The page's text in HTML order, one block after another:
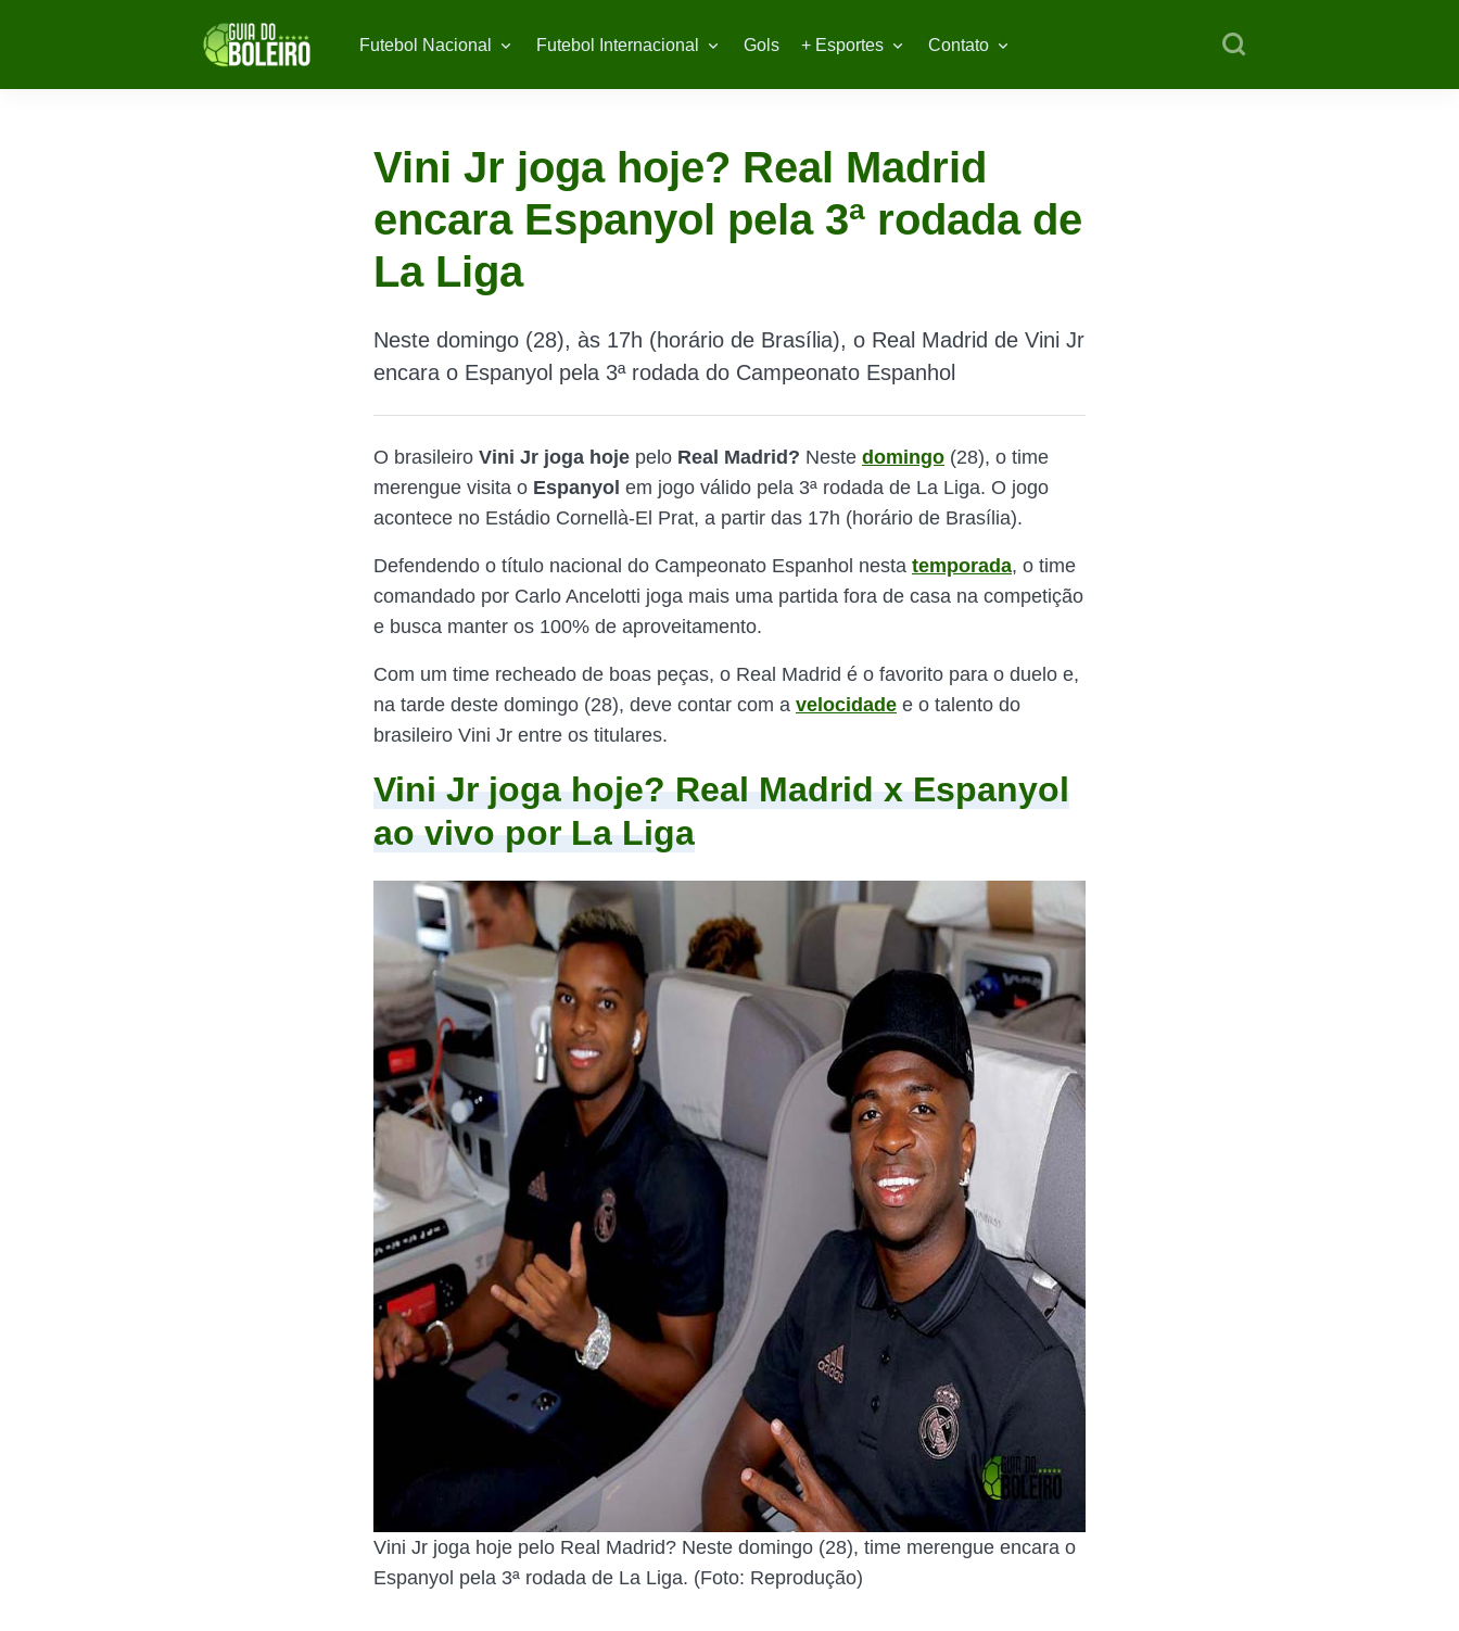
Futebol Nacional Futebol Internacional Gols + Esportes Contato
Vini Jr joga hoje? Real Madrid
encara Espanyol pela 3ª rodada de
La Liga
Neste domingo (28), às 17h (horário de Brasília), o Real Madrid de Vini Jr
encara o Espanyol pela 3ª rodada do Campeonato Espanhol
O brasileiro Vini Jr joga hoje pelo Real Madrid? Neste domingo (28), o time
merengue visita o Espanyol em jogo válido pela 3ª rodada de La Liga. O jogo
acontece no Estádio Cornellà-El Prat, a partir das 17h (horário de Brasília).
Defendendo o título nacional do Campeonato Espanhol nesta temporada, o time
comandado por Carlo Ancelotti joga mais uma partida fora de casa na competição
e busca manter os 100% de aproveitamento.
Com um time recheado de boas peças, o Real Madrid é o favorito para o duelo e,
na tarde deste domingo (28), deve contar com a velocidade e o talento do
brasileiro Vini Jr entre os titulares.
Vini Jr joga hoje? Real Madrid x Espanyol
ao vivo por La Liga
Vini Jr joga hoje pelo Real Madrid? Neste domingo (28), time merengue encara o
Espanyol pela 3ª rodada de La Liga. (Foto: Reprodução)